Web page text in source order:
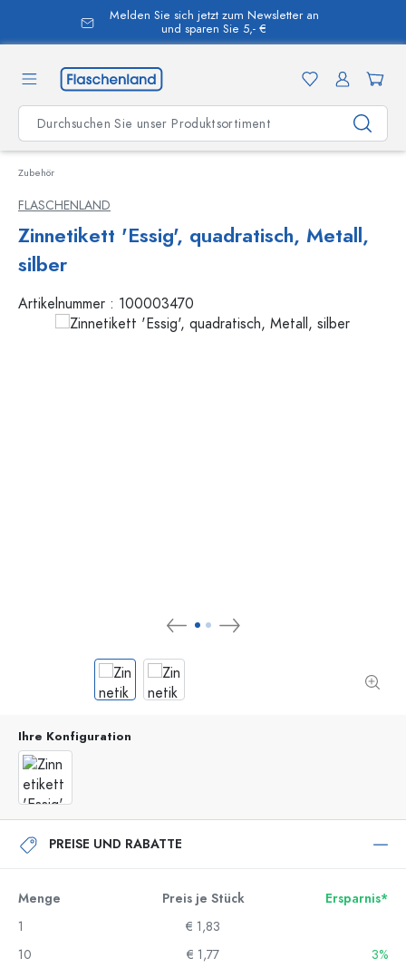
springen
Melden Sie sich jetzt zum Newsletter an
und sparen Sie 5,- €
Zubehör
FLASCHENLAND
Zinnetikett 'Essig', quadratisch, Metall,
silber
Artikelnummer : 100003470
Ihre Konfiguration
PREISE UND RABATTE
Menge Preis je Stück
Ersparnis*
1
€ 1,83
10
€ 1,77
3%